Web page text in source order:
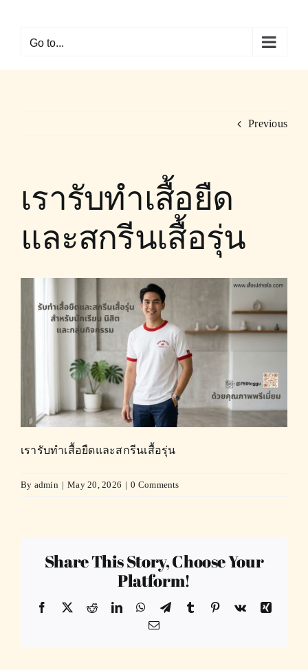
contentGo to...
Previous
เรารับทำเสื้อยืด
และสกรีนเสื้อรุ่น
เรารับทำเสื้อยืดและสกรีนเสื้อรุ่น
By admin | May 20, 2026 | 0 Comments
Share This Story, Choose Your
Platform!
Facebook
X RedditLinkedInWhatsApp
TelegramTumblr Pinterest
Vk
Xing
Email